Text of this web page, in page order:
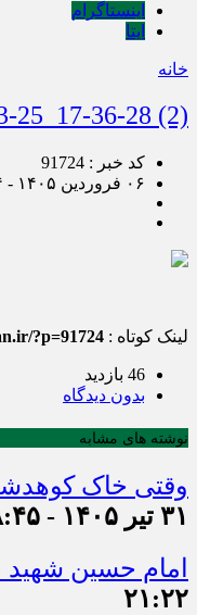
اینستاگرام
ایتا
خانه
25_17-36-28 (2)
کد خبر : 91724
۰۶ فروردین ۱۴۰۵ - ۴:۱۴
لینک کوتاه : ?p=91724
46 بازدید
بدون دیدگاه
نوشته های مشابه
وقتی خاک
۳۱ تیر ۱۴۰۵ - ۱۸:۴۵
امام حسین
۲۱:۲۲